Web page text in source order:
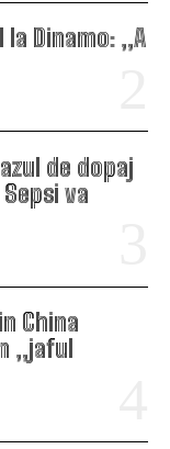
Dinamo: „A
de dopaj
va
China
„jaful